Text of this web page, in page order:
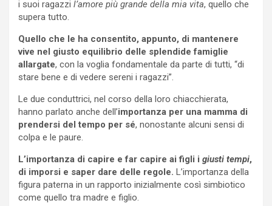
i suoi ragazzi l’amore più grande della mia vita, quello che
supera tutto.
Quello che le ha consentito, appunto, di mantenere
vive nel giusto equilibrio delle splendide famiglie
allargate, con la voglia fondamentale da parte di tutti, “di
stare bene e di vedere sereni i ragazzi”.
Le due conduttrici, nel corso della loro chiacchierata,
hanno parlato anche dell’importanza per una mamma di
prendersi del tempo per sé, nonostante alcuni sensi di
colpa e le paure.
L’importanza di capire e far capire ai figli i giusti tempi,
di imporsi e saper dare delle regole. L’importanza della
figura paterna in un rapporto inizialmente così simbiotico
come quello tra madre e figlio.